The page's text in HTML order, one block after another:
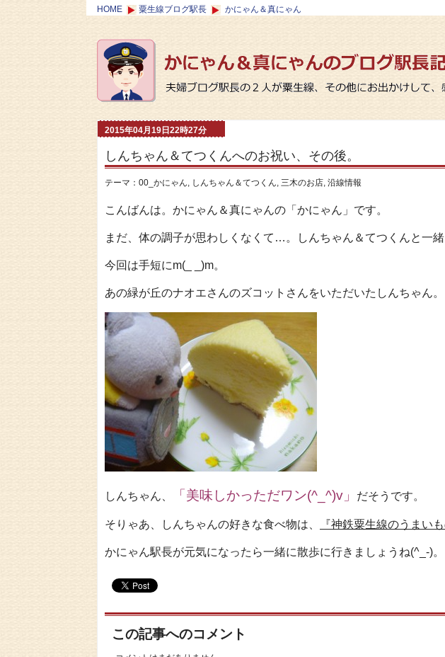
HOME 粟生線ブログ駅長 かにゃん＆真にゃん
2015年04月19日22時27分
しんちゃん＆てつくんへのお祝い、その後。
テーマ： 00_かにゃん, しんちゃん＆てつくん, 三木のお店, 沿線情報
こんばんは。かにゃん＆真にゃんの「かにゃん」です。
まだ、体の調子が思わしくなくて…。しんちゃん＆てつくんと一
今回は手短にm(_ _)m。
あの緑が丘のナオエさんのズコットさんをいただいたしんちゃん。
しんちゃん、 「美味しかっただワン(^_^)v」 だそうです。
そりゃあ、しんちゃんの好きな食べ物は、 『神鉄粟生線のうまいも
かにゃん駅長が元気になったら一緒に散歩に行きましょうね(^_-)。
この記事へのコメント